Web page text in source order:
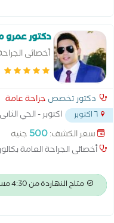
دكتور عمرو
أخصائى
دكتور تخصص جراحة عامة
اكتوبر - الحي
سعر الكشف:500 جنيه
أخصائى الجراحة العامة
متاح النهاردة من 4:30 مساءً